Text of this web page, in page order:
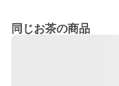
同じお茶の商品